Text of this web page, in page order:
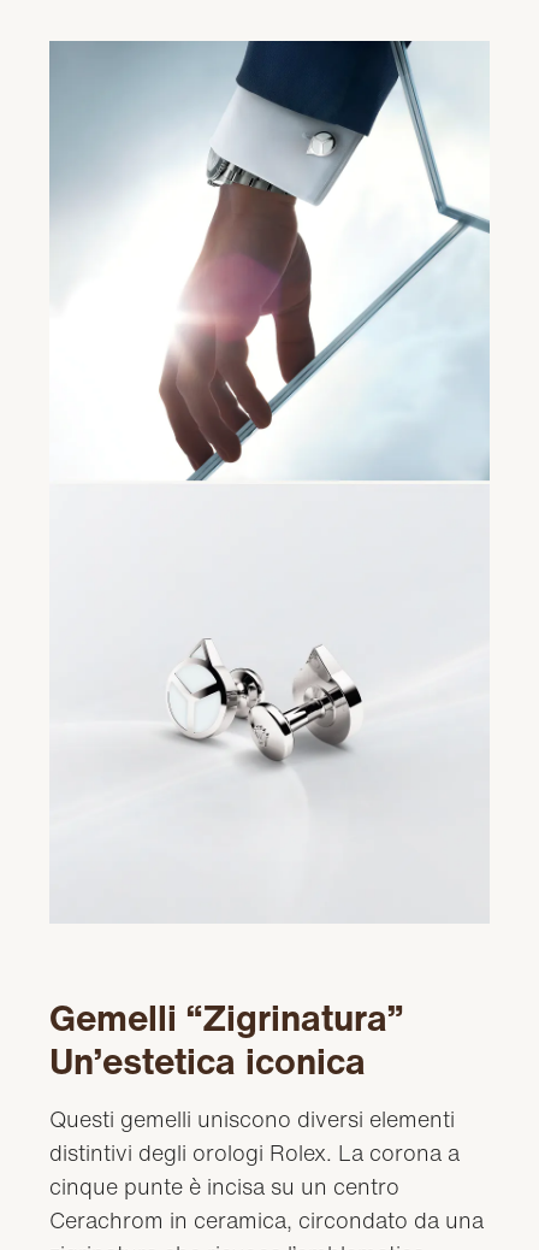
Gemelli “Zigrinatura”
Un’estetica iconica
Questi gemelli uniscono diversi elementi
distintivi degli orologi Rolex. La corona a
cinque punte è incisa su un centro
Cerachrom in ceramica, circondato da una